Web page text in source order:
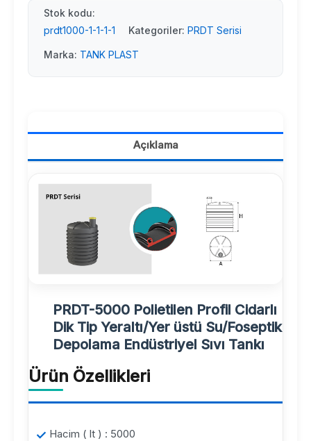
Stok kodu:
prdt1000-1-1-1-1
Kategoriler: PRDT Serisi
Marka: TANK PLAST
Açıklama
PRDT-5000 Polietilen Profil Cidarlı
Dik Tip Yeraltı/Yer üstü Su/Foseptik
Depolama Endüstriyel Sıvı Tankı
Ürün Özellikleri
Hacim ( lt ) : 5000